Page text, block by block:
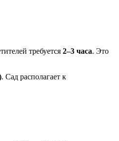
требуется 2–3 часа. Это
. Сад располагает к